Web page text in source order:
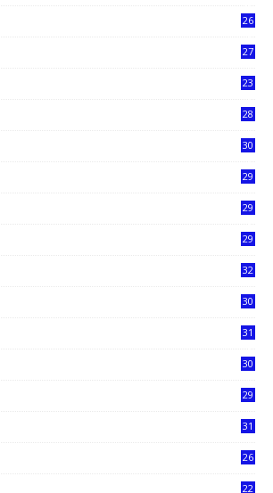
26
27
23
28
30
29
29
29
32
30
31
30
29
31
26
22